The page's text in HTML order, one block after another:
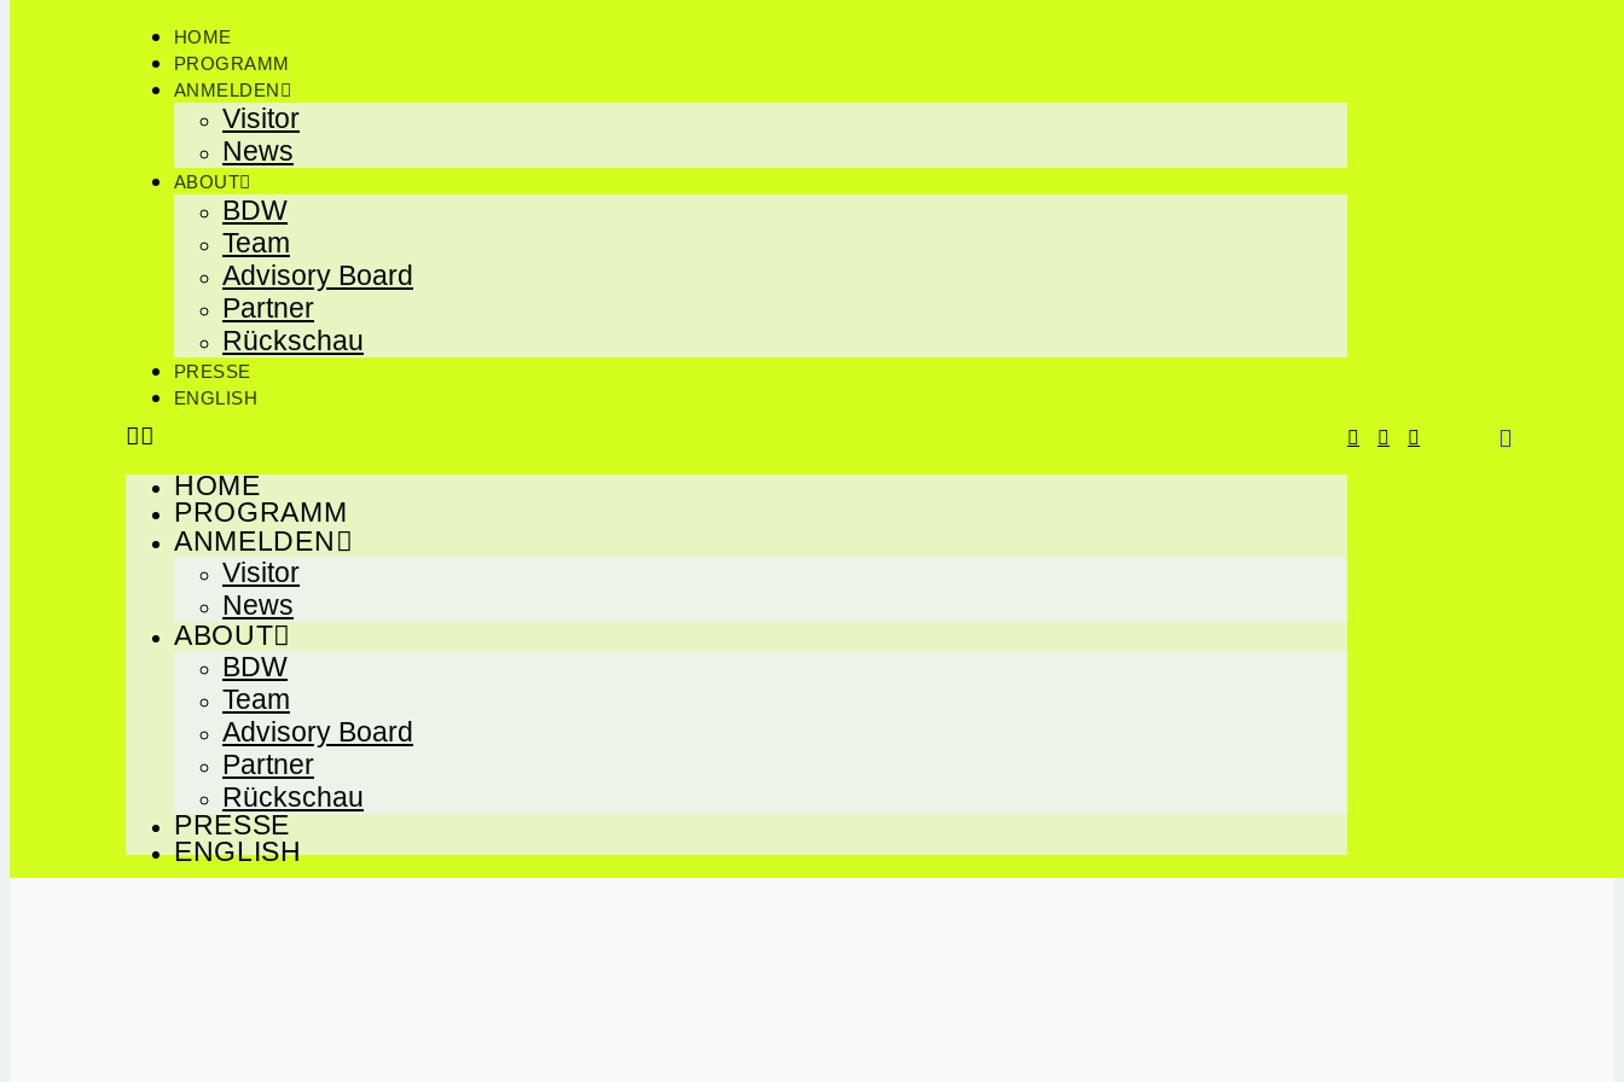
HOME
PROGRAMM
ANMELDEN
Visitor
News
ABOUT
BDW
Team
Advisory Board
Partner
Rückschau
PRESSE
ENGLISH
HOME
PROGRAMM
ANMELDEN
Visitor
News
ABOUT
BDW
Team
Advisory Board
Partner
Rückschau
PRESSE
ENGLISH
EUNIC